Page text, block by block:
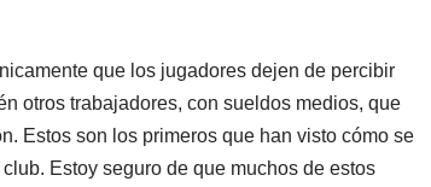
que los jugadores dejen de percibir
otros trabajadores, con sueldos medios, que
Estos son los primeros que han visto cómo se
Estoy seguro de que muchos de estos